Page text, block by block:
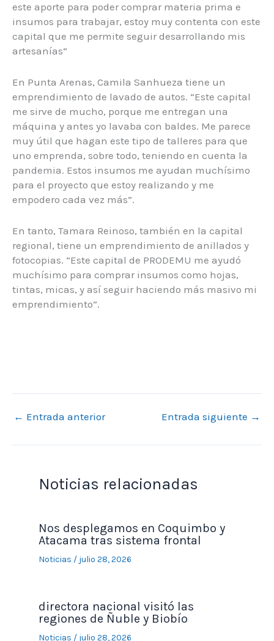
este aporte para poder comprar materia prima e
insumos para trabajar, estoy muy contenta con este
capital que me permite seguir desarrollando mis
artesanías”
En Punta Arenas, Camila Sanhueza tiene un
emprendimiento de lavado de autos. “Este capital
me sirve de mucho, porque me entregan una
máquina y antes yo lavaba con baldes. Me parece
muy útil que hagan este tipo de talleres para que
uno emprenda, sobre todo, teniendo en cuenta la
pandemia. Estos insumos me ayudan muchísimo
para el proyecto que estoy realizando y me
empodero cada vez más”.
En tanto, Tamara Reinoso, también en la capital
regional, tiene un emprendimiento de anillados y
fotocopias. “Este capital de PRODEMU me ayudó
muchísimo para comprar insumos como hojas,
tintas, micas, y así seguir haciendo más masivo mi
emprendimiento”.
← Entrada anterior Entrada siguiente →
Noticias relacionadas
Nos desplegamos en Coquimbo y
Atacama tras sistema frontal
Noticias / julio 28, 2026
directora nacional visitó las
regiones de Ñuble y Biobío
Noticias / julio 28, 2026